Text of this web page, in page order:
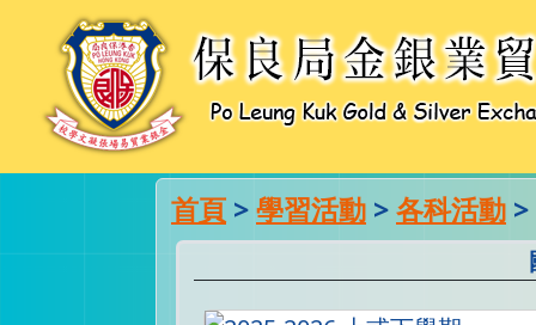
首頁 >學習活動 >各科活動 >